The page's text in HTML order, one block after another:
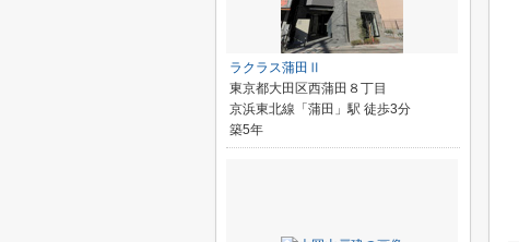
ラクラス蒲田Ⅱ
東京都大田区西蒲田８丁目
京浜東北線「蒲田」駅 徒歩3分
築5年